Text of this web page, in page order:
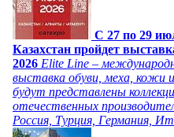
C 27 по 29
Казахстан пройдет
2026 Elite Line –
выставка обуви, меха, кожи
будут представлены
отечественных
Россия, Турция, Германия,